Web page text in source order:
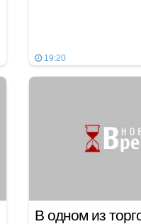
19:20
В одном из